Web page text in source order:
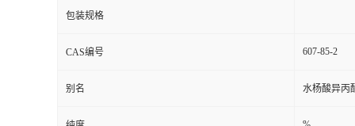
包装规格
CAS编号 607-85-2
别名 水杨酸异丙